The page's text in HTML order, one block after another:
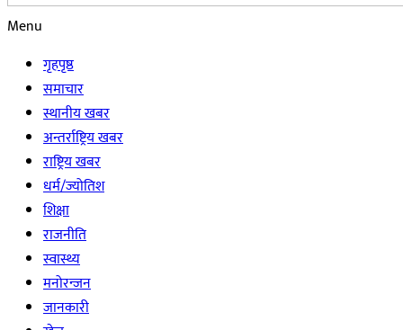
Menu
गृहपृष्ठ
समाचार
स्थानीय खबर
अन्तर्राष्ट्रिय खबर
राष्ट्रिय खबर
धर्म/ज्योतिश
शिक्षा
राजनीति
स्वास्थ्य
मनोरन्जन
जानकारी